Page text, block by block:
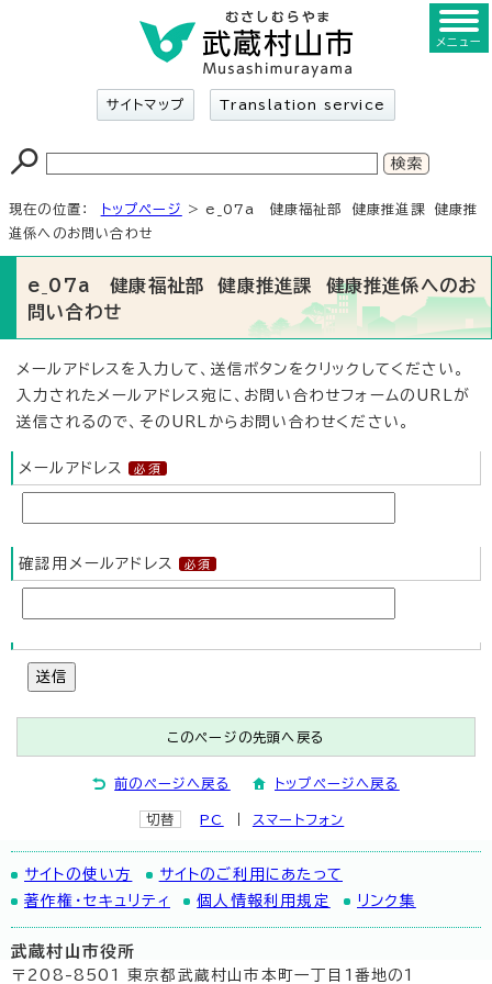
サイトマップ Translation service
メニュー
現在の位置： トップページ
> e_07a 健康福祉部 健康推進課 健康推
進係へのお問い合わせ
e_07a 健康福祉部 健康推進課 健康推進係へのお
問い合わせ
メールアドレスを入力して、送信ボタンをクリックしてください。
入力されたメールアドレス宛に、お問い合わせフォームのURLが
送信されるので、そのURLからお問い合わせください。
メールアドレス
確認用メールアドレス
送信
このページの先頭へ戻る
前のページへ戻る トップページへ戻る
切替 PC スマートフォン
サイトの使い方
サイトのご利用にあたって
著作権・セキュリティ
個人情報利用規定 リンク集
武蔵村山市役所
〒208-8501 東京都武蔵村山市本町一丁目1番地の1